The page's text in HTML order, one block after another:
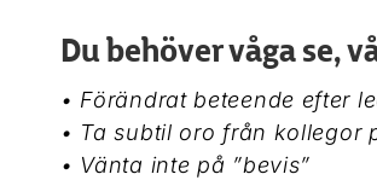
Du behöver våga se,
• Förändrat beteende efter
• Ta subtil oro från kollegor
• Vänta inte på ”bevis”